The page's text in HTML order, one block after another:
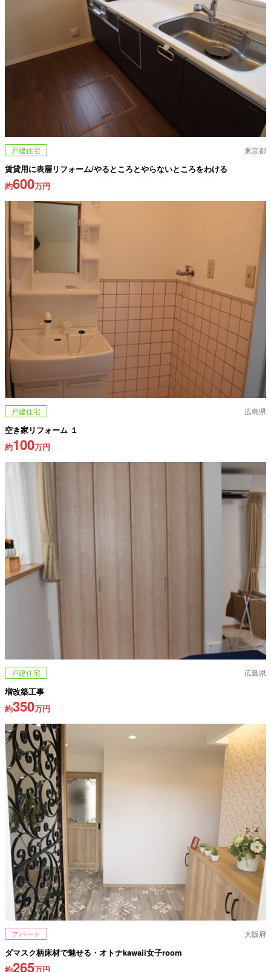
戸建住宅 東京都
賃貸用に表層リフォーム/やるところとやらないところをわける
約600万円
戸建住宅 広島県
空き家リフォーム １
約100万円
戸建住宅 広島県
増改築工事
約350万円
アパート 大阪府
ダマスク柄床材で魅せる・オトナkawaii女子room
約265万円